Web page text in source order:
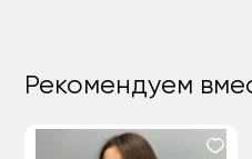
Рекомендуем